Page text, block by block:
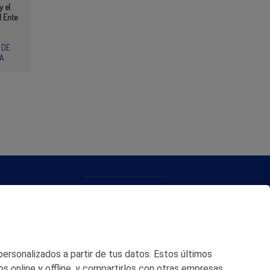
el
Ente
a partir de tus datos. Estos últimos